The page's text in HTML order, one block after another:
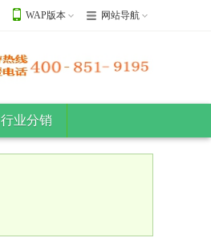
WAP版本 网站导航
行业分销